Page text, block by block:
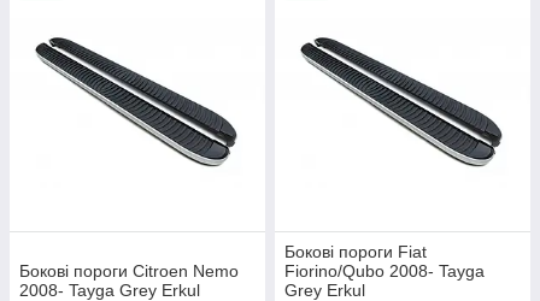
Бокові пороги Citroen Nemo
2008- Tayga Grey Erkul
Бокові пороги Fiat
Fiorino/Qubo 2008- Tayga
Grey Erkul